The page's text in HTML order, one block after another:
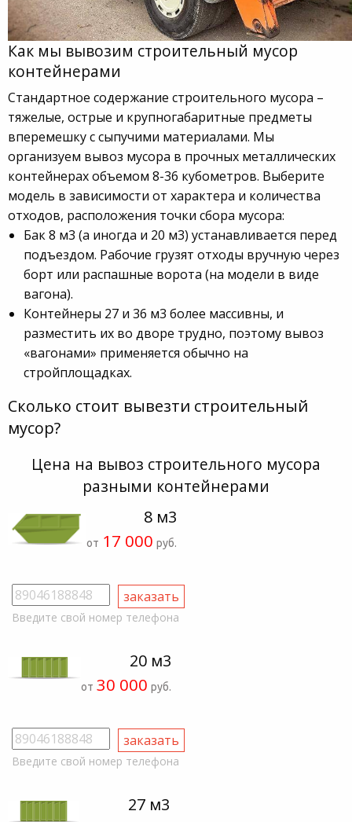
Как мы вывозим строительный мусор
контейнерами
Стандартное содержание строительного мусора –
тяжелые, острые и крупногабаритные предметы
вперемешку с сыпучими материалами. Мы
организуем вывоз мусора в прочных металлических
контейнерах объемом 8-36 кубометров. Выберите
модель в зависимости от характера и количества
отходов, расположения точки сбора мусора:
Бак 8 м3 (а иногда и 20 м3) устанавливается перед
подъездом. Рабочие грузят отходы вручную через
борт или распашные ворота (на модели в виде
вагона).
Контейнеры 27 и 36 м3 более массивны, и
разместить их во дворе трудно, поэтому вывоз
«вагонами» применяется обычно на
стройплощадках.
Сколько стоит вывезти строительный
мусор?
Цена на вывоз строительного мусора
разными контейнерами
8 м3
от 17 000 руб.
Введите свой номер телефона
20 м3
от 30 000 руб.
Введите свой номер телефона
27 м3